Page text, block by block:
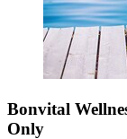
Bonvital
Only